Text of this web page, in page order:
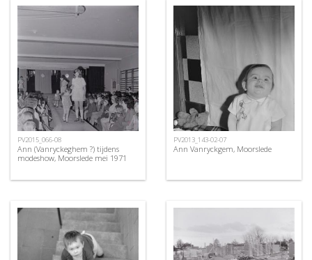
PV2015_066-08
Ann (Vanryckeghem ?) tijdens
modeshow, Moorslede mei 1971
PV2013_143-02-07
Ann Vanryckgem, Moorslede